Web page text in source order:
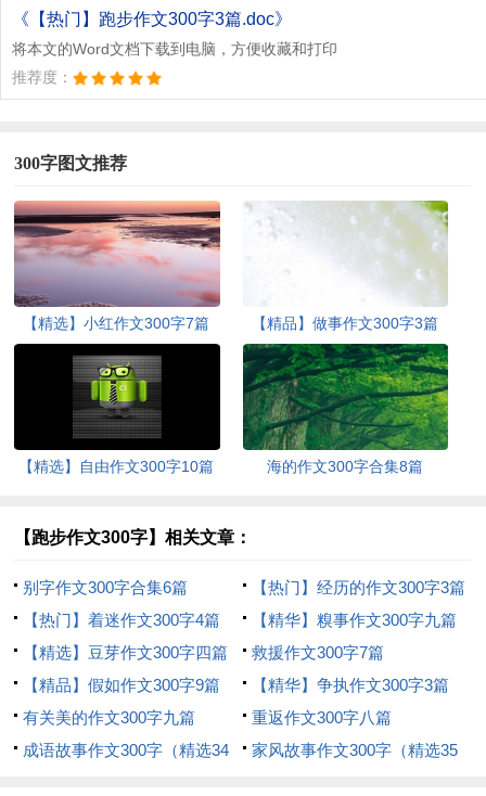
《【热门】跑步作文300字3篇.doc》
将本文的Word文档下载到电脑，方便收藏和打印
推荐度：
300字图文推荐
【精选】小红作文300字7篇 【精品】做事作文300字3篇
【精选】自由作文300字10篇 海的作文300字合集8篇
【跑步作文300字】相关文章：
别字作文300字合集6篇
【热门】经历的作文300字3篇
【热门】着迷作文300字4篇
【精华】糗事作文300字九篇
【精选】豆芽作文300字四篇
救援作文300字7篇
【精品】假如作文300字9篇
【精华】争执作文300字3篇
有关美的作文300字九篇
重返作文300字八篇
成语故事作文300字（精选34
家风故事作文300字（精选35